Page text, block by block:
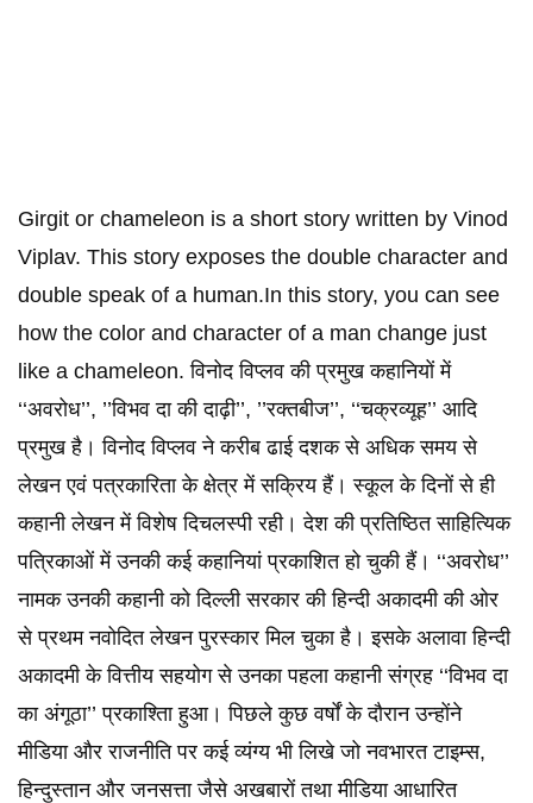
Girgit or chameleon is a short story written by Vinod
Viplav. This story exposes the double character and
double speak of a human.In this story, you can see
how the color and character of a man change just
like a chameleon. विनोद विप्लव की प्रमुख कहानियों में
‘‘अवरोध’’, ’’विभव दा की दाढ़ी’’, ’’रक्तबीज’’, ‘‘चक्रव्यूह’’ आदि
प्रमुख है। विनोद विप्लव ने करीब ढाई दशक से अधिक समय से
लेखन एवं पत्रकारिता के क्षेत्र में सक्रिय हैं। स्कूल के दिनों से ही
कहानी लेखन में विशेष दिचलस्पी रही। देश की प्रतिष्ठित साहित्यिक
पत्रिकाओं में उनकी कई कहानियां प्रकाशित हो चुकी हैं। ‘‘अवरोध’’
नामक उनकी कहानी को दिल्ली सरकार की हिन्दी अकादमी की ओर
से प्रथम नवोदित लेखन पुरस्कार मिल चुका है। इसके अलावा हिन्दी
अकादमी के वित्तीय सहयोग से उनका पहला कहानी संग्रह ‘‘विभव दा
का अंगूठा’’ प्रकाश्तिा हुआ। पिछले कुछ वर्षों के दौरान उन्होंने
मीडिया और राजनीति पर कई व्यंग्य भी लिखे जो नवभारत टाइम्स,
हिन्दुस्तान और जनसत्ता जैसे अखबारों तथा मीडिया आधारित